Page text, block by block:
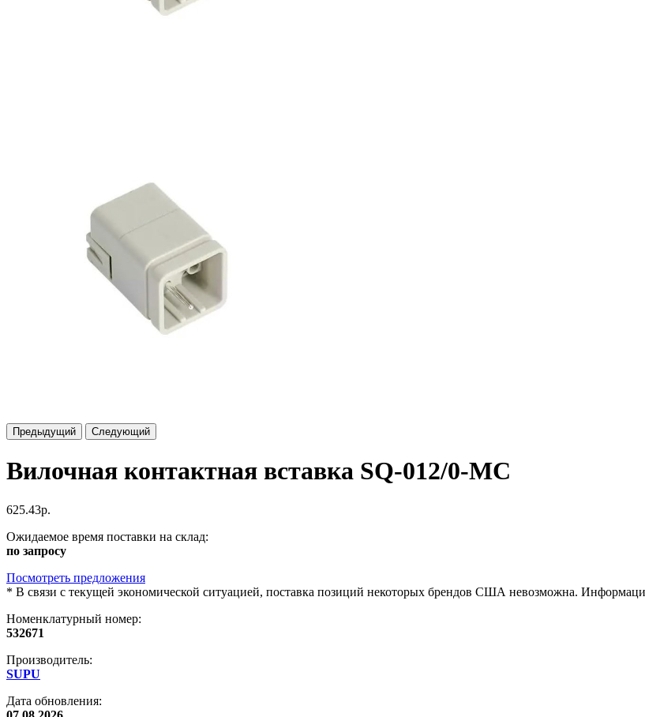
Предыдущий Следующий
Вилочная контактная вставка SQ-012/0-MC
625.43р.
Ожидаемое время поставки на склад:
по запросу
Посмотреть предложения
* В связи с текущей экономической ситуацией, поставка позиций некоторых брендов США невозможна.
Номенклатурный номер:
532671
Производитель:
SUPU
Дата обновления: